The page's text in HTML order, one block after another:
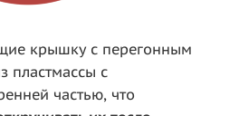
крышку с перегонным
пластмассы с
частью, что